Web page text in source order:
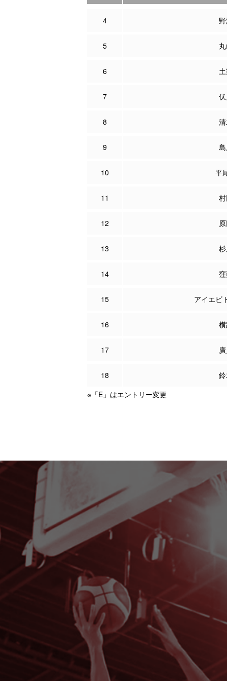
4
5
6
7
8
9
10 平
11
12
13
14
15 アイエビ
16
17
18
※「E」はエントリー変更